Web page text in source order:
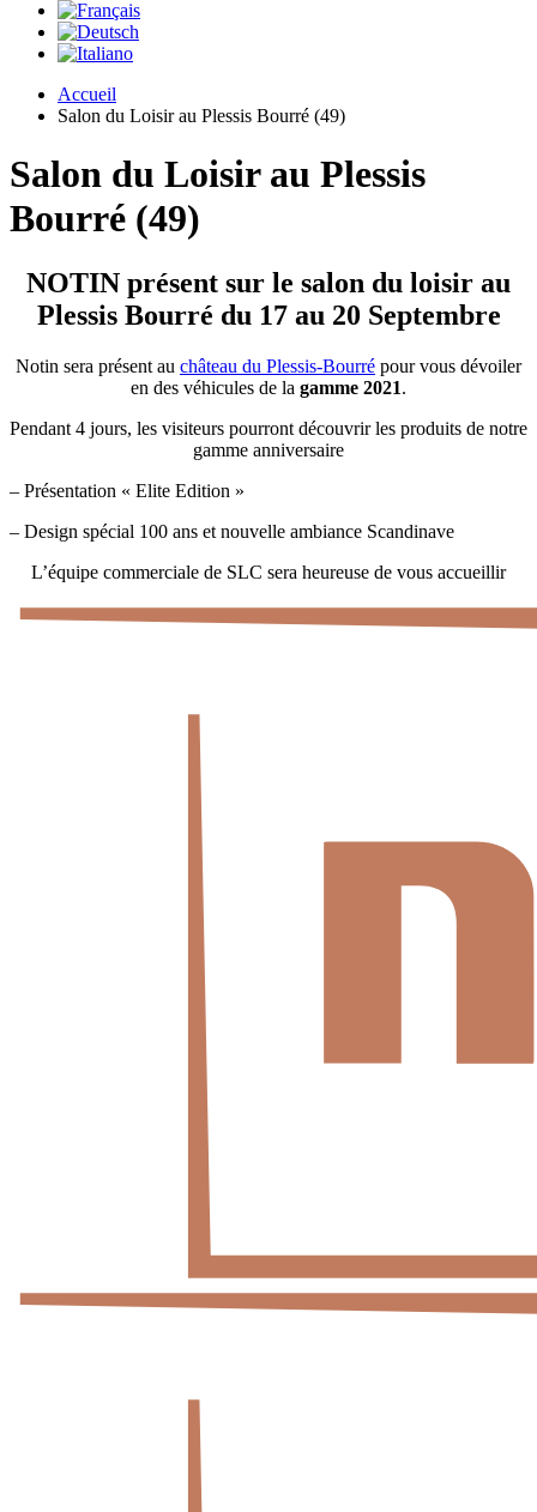
Accueil
Salon du Loisir au Plessis Bourré (49)
Salon du Loisir au Plessis
Bourré (49)
NOTIN présent sur le salon du loisir au
Plessis Bourré du 17 au 20 Septembre
Notin sera présent au château du Plessis-Bourré pour vous dévoiler
en des véhicules de la gamme 2021.
Pendant 4 jours, les visiteurs pourront découvrir les produits de notre
gamme anniversaire
– Présentation « Elite Edition »
– Design spécial 100 ans et nouvelle ambiance Scandinave
L’équipe commerciale de SLC sera heureuse de vous accueillir